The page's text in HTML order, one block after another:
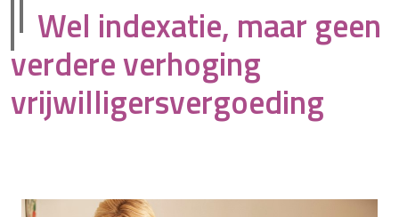
Wel indexatie, maar geen
verdere verhoging
vrijwilligersvergoeding